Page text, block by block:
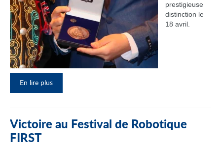
prestigieuse
distinction le
18 avril.
En lire plus
Victoire au Festival de Robotique
FIRST